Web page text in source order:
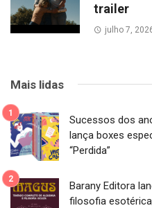
trailer
julho 7,
Mais lidas
Sucessos dos
lança boxes
“Perdida”
Barany Editora
filosofia